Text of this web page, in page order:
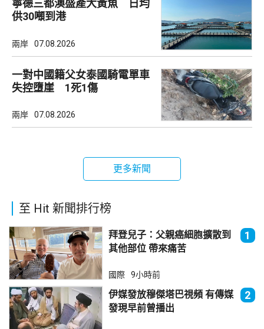
寧德三都澳盛產大黃魚 日均
供30噸到港
兩岸 07.08.2026
一對中國籍父女泰國騎電單車
失控墮崖 1死1傷
兩岸 07.08.2026
更多新聞
至 Hit 新聞排行榜
拜登兒子：父親癌細胞擴散到
其他部位 帶來痛苦
1
國際 9小時前
伊媒發放穆傑塔巴視頻 有傳媒
發現早前曾播出
2